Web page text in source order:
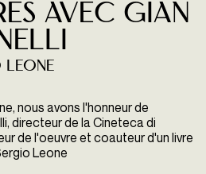
avec Gian
nous avons l'honneur de
directeur de la Cineteca di
de l'oeuvre et coauteur d'un livre
Leone